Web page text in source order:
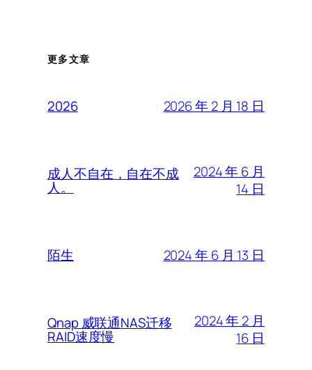
更多文章
2026 2026 年 2 月 18 日
成人不自在，自在不成
人。
2024 年 6 月
14 日
陌生 2024 年 6 月 13 日
Qnap 威联通NAS迁移
RAID速度慢
2024 年 2 月
16 日